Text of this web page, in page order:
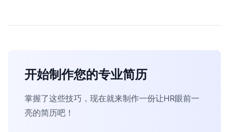
开始制作您的专业简历
掌握了这些技巧，现在就来制作一份让HR眼前一
亮的简历吧！